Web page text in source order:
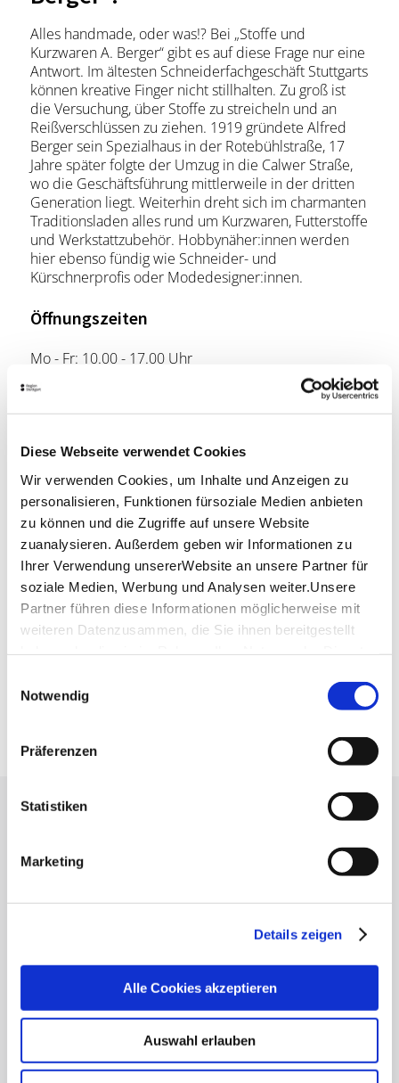
Diese Webseite verwendet Cookies
Wir verwenden Cookies, um Inhalte und Anzeigen zu
personalisieren, Funktionen fürsoziale Medien anbieten
zu können und die Zugriffe auf unsere Website
zuanalysieren. Außerdem geben wir Informationen zu
Ihrer Verwendung unsererWebsite an unsere Partner für
soziale Medien, Werbung und Analysen weiter.Unsere
Partner führen diese Informationen möglicherweise mit
weiteren Datenzusammen, die Sie ihnen bereitgestellt
Impressum
Notwendig
Präferenzen
Statistiken
Marketing
Details zeigen
Alle Cookies akzeptieren
Auswahl erlauben
Alles handmade, oder was!? Bei „Stoffe und
Kurzwaren A. Berger“ gibt es auf diese Frage nur eine
Antwort. Im ältesten Schneiderfachgeschäft Stuttgarts
können kreative Finger nicht stillhalten. Zu groß ist
die Versuchung, über Stoffe zu streicheln und an
Reißverschlüssen zu ziehen. 1919 gründete Alfred
Berger sein Spezialhaus in der Rotebühlstraße, 17
Jahre später folgte der Umzug in die Calwer Straße,
wo die Geschäftsführung mittlerweile in der dritten
Generation liegt. Weiterhin dreht sich im charmanten
Traditionsladen alles rund um Kurzwaren, Futterstoffe
und Werkstattzubehör. Hobbynäher:innen werden
hier ebenso fündig wie Schneider- und
Kürschnerprofis oder Modedesigner:innen.
Öffnungszeiten
Mo - Fr: 10.00 - 17.00 Uhr
Lage & Kontakt
A. Berger OHG
70173 Stuttgart
Website: www.kurzwaren-berger.de
Planen Sie Ihre Anreise
Verkehrs- und Tarifverbund Stuttgart GmbH
Fahrplanauskunft des VVS
Deutsche Bahn AG
Google Maps
Lassen Sie sich inspirieren!
Mit unserem Newsletter bleiben Sie zu Events,
Highlights und aktuellen Angeboten in
Abonnieren
Über uns